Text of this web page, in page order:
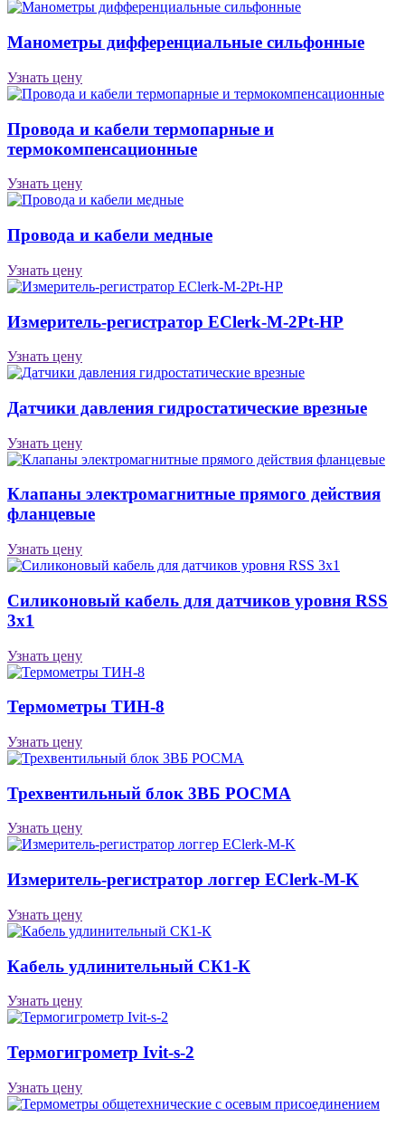
Манометры дифференциальные сильфонные
Узнать цену
Провода и кабели термопарные и
термокомпенсационные
Узнать цену
Провода и кабели медные
Узнать цену
Измеритель-регистратор EClerk-M-2Pt-HP
Узнать цену
Датчики давления гидростатические врезные
Узнать цену
Клапаны электро­маг­нит­ные пря­мо­го дейст­вия
фланцевые
Узнать цену
Силиконовый кабель для датчиков уровня RSS
3х1
Узнать цену
Термометры ТИН-8
Узнать цену
Трехвентильный блок 3ВБ РОСМА
Узнать цену
Измеритель-регистратор логгер EClerk-M-K
Узнать цену
Кабель удлинительный СК1-К
Узнать цену
Термогигрометр Ivit-s-2
Узнать цену